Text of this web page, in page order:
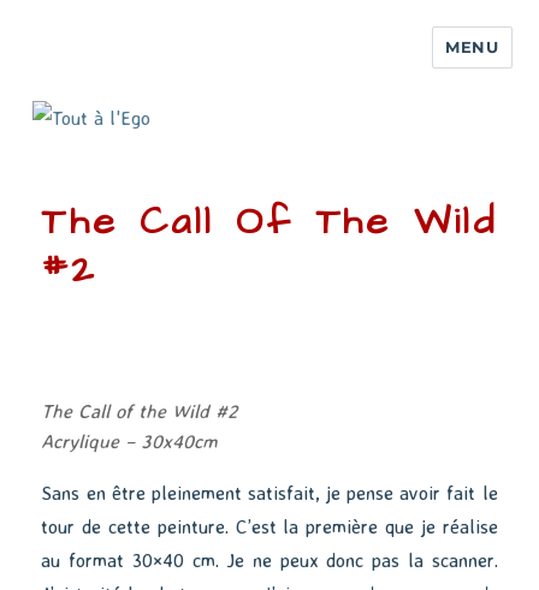
MENU
The Call Of The Wild
#2
The Call of the Wild #2
Acrylique – 30x40cm
Sans en être pleinement satisfait, je pense avoir fait le
tour de cette peinture. C’est la première que je réalise
au format 30×40 cm. Je ne peux donc pas la scanner.